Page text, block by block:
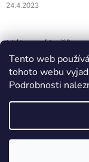
Tento web
tohoto webu
Podrobnosti
24.4.2023
Nákupní košík